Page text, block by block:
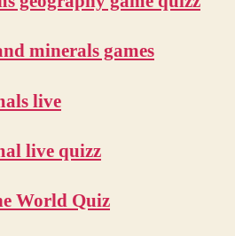
minerals games
live
live quizz
World Quiz